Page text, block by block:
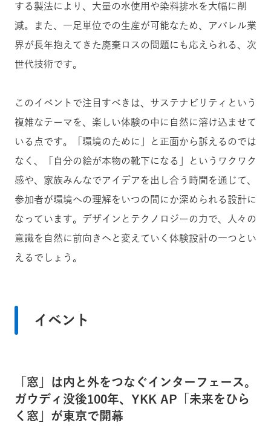
する製法により、大量の水使用や染料排水を大幅に削
減。また、一足単位での生産が可能なため、アパレル業
界が長年抱えてきた廃棄ロスの問題にも応えられる、次
世代技術です。
このイベントで注目すべきは、サステナビリティという
複雑なテーマを、楽しい体験の中に自然に溶け込ませて
いる点です。「環境のために」と正面から訴えるのでは
なく、「自分の絵が本物の靴下になる」というワクワク
感や、家族みんなでアイデアを出し合う時間を通じて、
参加者が環境への理解をいつの間にか深められる設計に
なっています。デザインとテクノロジーの力で、人々の
意識を自然に前向きへと変えていく体験設計の一つとい
えるでしょう。
イベント
「窓」は内と外をつなぐインターフェース。
ガウディ没後100年、YKK AP「未来をひら
く窓」が東京で開幕